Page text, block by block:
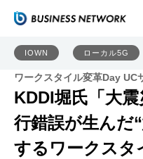
IOWN ローカル5G
ワークスタイル変革Day UC
KDDI堀氏「大
行錯誤が生んだ
するワークスタ